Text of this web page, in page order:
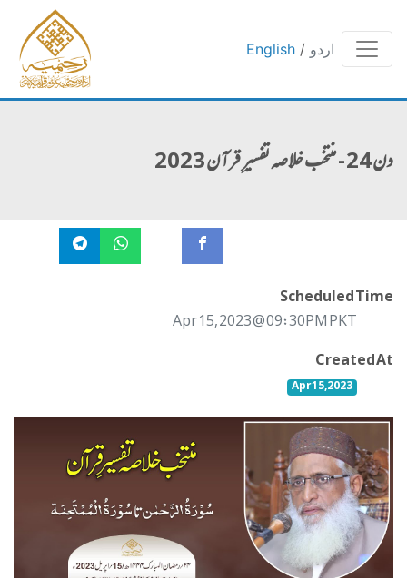
English / اردو
دن 24 - منتخب خلاصہ تفسیرِ قرآن 2023
Scheduled Time
Apr 15, 2023 @ 09:30PM PKT
Created At
Apr 15, 2023